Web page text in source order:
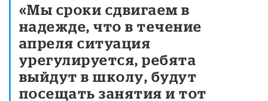
«Мы сроки сдвигаем в
надежде, что в течение
апреля ситуация
урегулируется, ребята
выйдут в школу, будут
посещать занятия и тот